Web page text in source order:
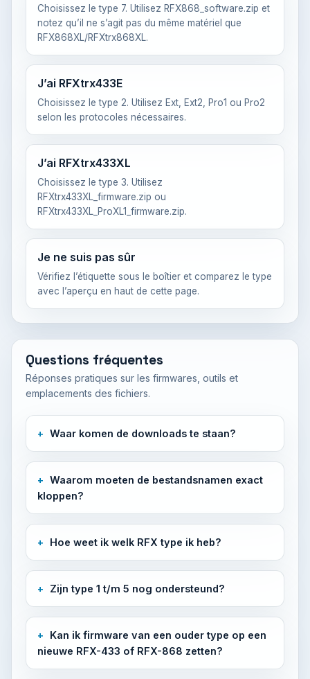
Choisissez le type 7. Utilisez RFX868_software.zip et
notez qu’il ne s’agit pas du même matériel que
RFX868XL/RFXtrx868XL.
J’ai RFXtrx433E
Choisissez le type 2. Utilisez Ext, Ext2, Pro1 ou Pro2
selon les protocoles nécessaires.
J’ai RFXtrx433XL
Choisissez le type 3. Utilisez
RFXtrx433XL_firmware.zip ou
RFXtrx433XL_ProXL1_firmware.zip.
Je ne suis pas sûr
Vérifiez l’étiquette sous le boîtier et comparez le type
avec l’aperçu en haut de cette page.
Questions fréquentes
Réponses pratiques sur les firmwares, outils et
emplacements des fichiers.
Waar komen de downloads te staan?
Waarom moeten de bestandsnamen exact
kloppen?
Hoe weet ik welk RFX type ik heb?
Zijn type 1 t/m 5 nog ondersteund?
Kan ik firmware van een ouder type op een
nieuwe RFX-433 of RFX-868 zetten?